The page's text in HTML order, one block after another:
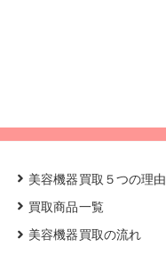
美容機器買取５つの理由
買取商品一覧
美容機器買取の流れ